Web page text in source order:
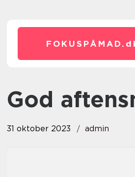
FOKUSPÅMAD.
god
31 oktober 2023 admin